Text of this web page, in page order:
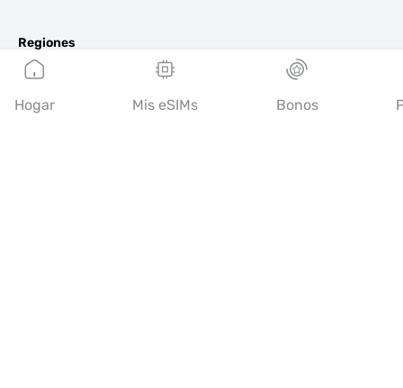
Regiones
eSIM para Europa
eSIM para Asia
eSIM para Américas
Hogar Mis eSIMs Bonos